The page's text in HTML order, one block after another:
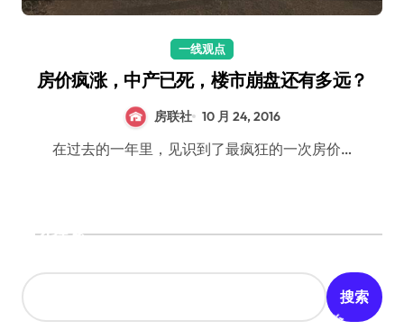
一线观点
房价疯涨，中产已死，楼市崩盘还有多远？
房联社 10 月 24, 2016
在过去的一年里，见识到了最疯狂的一次房价…
搜索
搜索